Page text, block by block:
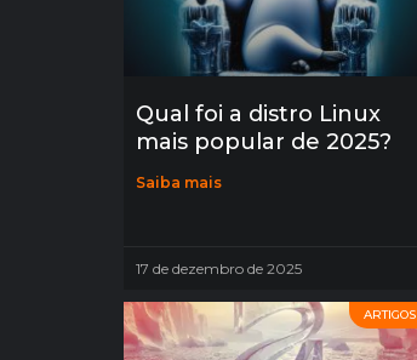
Qual foi a distro Linux
mais popular de 2025?
Saiba mais
17 de dezembro de 2025
ARTIGOS